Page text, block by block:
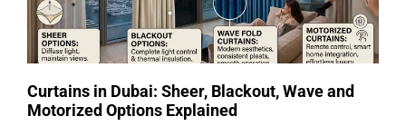
Curtains in Dubai: Sheer, Blackout, Wave and
Motorized Options Explained